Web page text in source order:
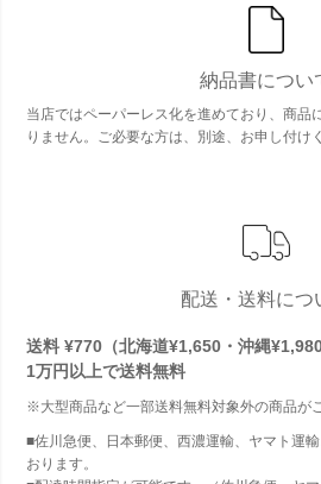
納品書につい
当店ではペーパーレス化を進めており、商品
りません。ご必要な方は、別途、お申し付け
配送・送料につ
送料 ¥770（北海道¥1,650・沖縄¥1,980
1万円以上で送料無料
※大型商品など一部送料無料対象外の商品が
■佐川急便、日本郵便、西濃運輸、ヤマト運
おります。